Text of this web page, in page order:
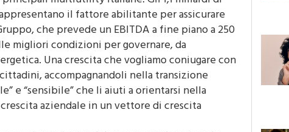
multiutility italiane. Gli 1,1 miliardi di
il fattore abilitante per assicurare
che prevede un EBITDA a fine piano a 250
migliori condizioni per governare, da
Una crescita che vogliamo coniugare con
accompagnandoli nella transizione
e “sensibile” che li aiuti a orientarsi nella
aziendale in un vettore di crescita